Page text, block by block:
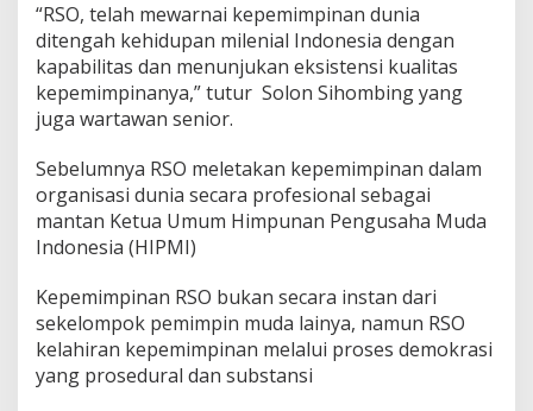
“RSO, telah mewarnai kepemimpinan dunia
ditengah kehidupan milenial Indonesia dengan
kapabilitas dan menunjukan eksistensi kualitas
kepemimpinanya,” tutur Solon Sihombing yang
juga wartawan senior.
Sebelumnya RSO meletakan kepemimpinan dalam
organisasi dunia secara profesional sebagai
mantan Ketua Umum Himpunan Pengusaha Muda
Indonesia (HIPMI)
Kepemimpinan RSO bukan secara instan dari
sekelompok pemimpin muda lainya, namun RSO
kelahiran kepemimpinan melalui proses demokrasi
yang prosedural dan substansi